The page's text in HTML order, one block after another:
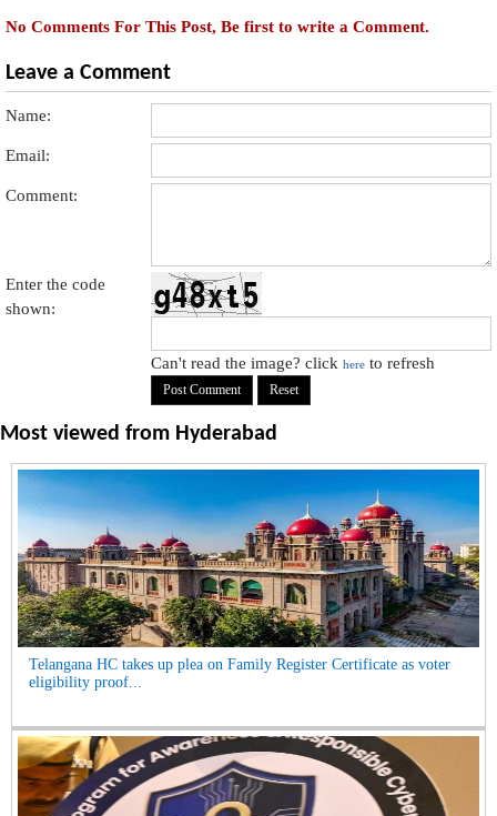
No Comments For This Post, Be first to write a Comment.
Leave a Comment
Name:
Email:
Comment:
Enter the code
shown:
Can't read the image? clickhere to refresh
Most viewed from Hyderabad
Telangana HC takes up plea on Family Register Certificate as voter
eligibility proof...